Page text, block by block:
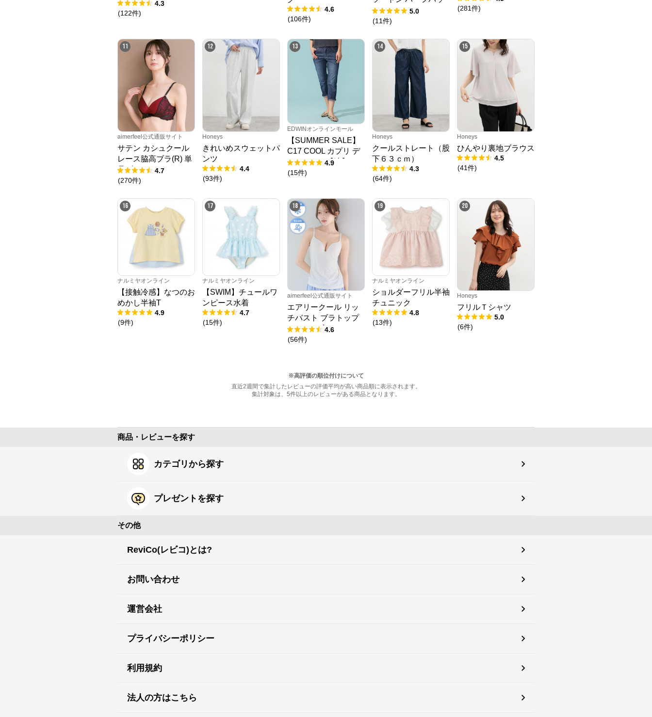
ARK ルーズペインタ
ーパンツ
4.3
(122件)
4.6
(106件)
クショーツ5.0
(11件)
(281件)
11
aimerfeel公式通販サイト
サテン カシュクール
レース脇高ブラ(R) 単
品ブラジャー
4.7
(270件)
12
Honeys
きれいめスウェットパ
ンツ
4.4
(93件)
13
EDWINオンラインモール
【SUMMER SALE】
C17 COOL カプリ デ
ニムパンツ【涼】
4.9
(15件)
14
Honeys
クールストレート（股
下６３ｃｍ）
4.3
(64件)
15
Honeys
ひんやり裏地ブラウス
4.5
(41件)
16
ナルミヤオンライン
【接触冷感】なつのお
めかし半袖T
4.9
(9件)
17
ナルミヤオンライン
【SWIM】チュールワ
ンピース水着
4.7
(15件)
18
aimerfeel公式通販サイト
エアリークール リッ
チバスト ブラトップ
(ワイヤー入り)
4.6
(56件)
19
ナルミヤオンライン
ショルダーフリル半袖
チュニック
4.8
(13件)
20
Honeys
フリルＴシャツ
5.0
(6件)
※高評価の順位付けについて
直近2週間で集計したレビューの評価平均が高い商品順に表示されます。
集計対象は、5件以上のレビューがある商品となります。
公式ECサイト
※外部サイトが開きます
クロスプラス　オンラインストア からのコメント
N.O.R.C (ノーク)、JUNKO SHIMADA (ジュンコシマダ) 、ATSURO TAYAMA
ALPHA CUBIC (アルファーキュービック)、DECOY (デコイ)、Petit Honfleur
(プチオンフルール)、
DERMASHARE (ダーマシェア)など、20 代～ 40 代の大人女子ブランドを中
心に、多くの人気ブランドをラインナップ。
レディースファッションを中心に、ライフスタイルを豊かにするオリジナルア
イテムをご提案します。
商品・レビューを探す
カテゴリから探す
プレゼントを探す
その他
ReviCo(レビコ)とは?
お問い合わせ
運営会社
プライバシーポリシー
利用規約
法人の方はこちら